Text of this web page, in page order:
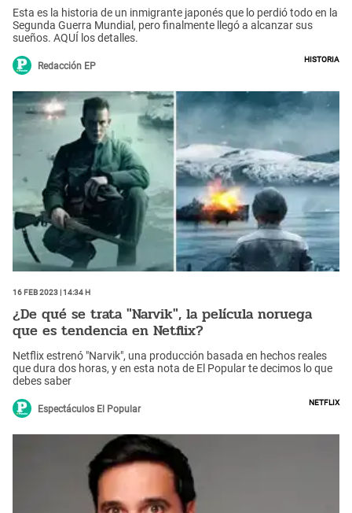
Esta es la historia de un inmigrante japonés que lo perdió todo en la
Segunda Guerra Mundial, pero finalmente llegó a alcanzar sus
sueños. AQUÍ los detalles.
Redacción EP
Historia
16 Feb 2023 | 14:34 h
¿De qué se trata "Narvik", la película noruega
que es tendencia en Netflix?
Netflix estrenó "Narvik", una producción basada en hechos reales
que dura dos horas, y en esta nota de El Popular te decimos lo que
debes saber
Espectáculos El Popular
Netflix